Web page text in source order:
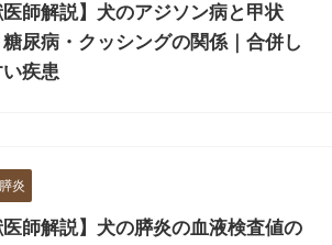
医師解説】犬のアジソン病と甲状
尿病・クッシングの関係｜合併し
疾患
炎
医師解説】犬の膵炎の血液検査値の